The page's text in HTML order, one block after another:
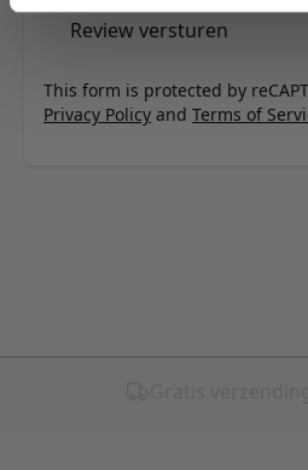
Review versturen
This form is protected by
Privacy Policy and Terms of